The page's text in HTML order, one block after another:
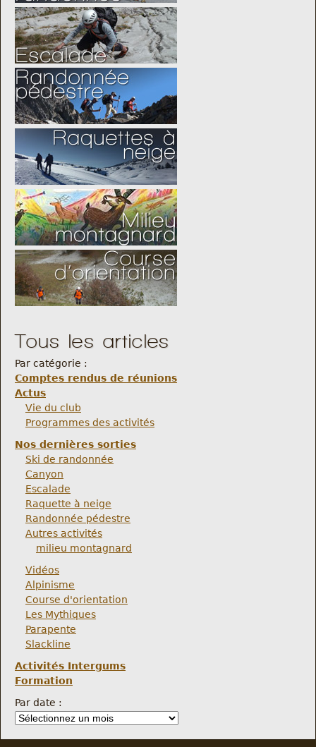
Tous les articles
Par catégorie :
Comptes rendus de réunions
Actus
Vie du club
Programmes des activités
Nos dernières sorties
Ski de randonnée
Canyon
Escalade
Raquette à neige
Randonnée pédestre
Autres activités
milieu montagnard
Vidéos
Alpinisme
Course d'orientation
Les Mythiques
Parapente
Slackline
Activités Intergums
Formation
Par date :